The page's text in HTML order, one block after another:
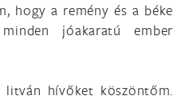
hogy a remény és a béke
jóakaratú ember
litván hívőket köszöntőm.